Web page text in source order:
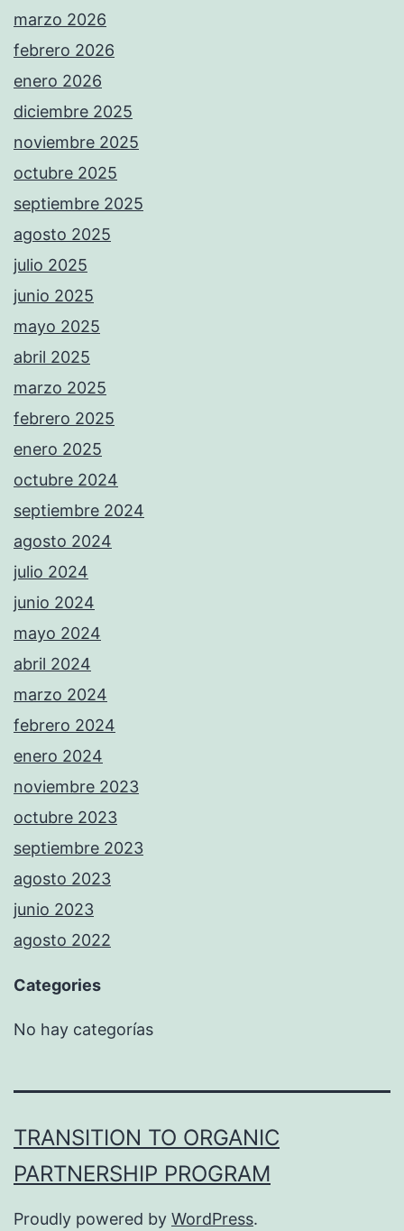
marzo 2026
febrero 2026
enero 2026
diciembre 2025
noviembre 2025
octubre 2025
septiembre 2025
agosto 2025
julio 2025
junio 2025
mayo 2025
abril 2025
marzo 2025
febrero 2025
enero 2025
octubre 2024
septiembre 2024
agosto 2024
julio 2024
junio 2024
mayo 2024
abril 2024
marzo 2024
febrero 2024
enero 2024
noviembre 2023
octubre 2023
septiembre 2023
agosto 2023
junio 2023
agosto 2022
Categories
No hay categorías
TRANSITION TO ORGANIC
PARTNERSHIP PROGRAM
Proudly powered by WordPress.